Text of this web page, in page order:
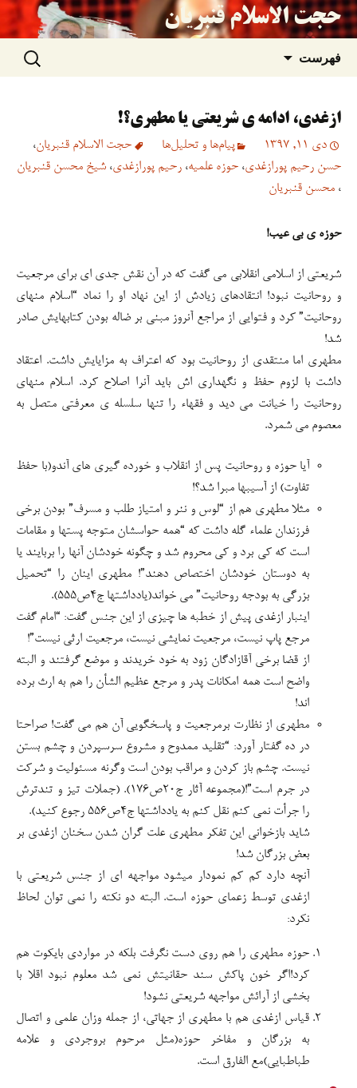
حجت الاسلام قنبریان
فهرست
نوشته‌ها
جستجو
برای:
ازغدی، ادامه ی شریعتی یا مطهری؟!
دی 11, 1397 پیام‌ها و تحلیل‌ها حجت الاسلام قنبریان،
حسن رحیم پورازغدی، حوزه علمیه، رحیم پورازغدی، شیخ محسن قنبریان
، محسن قنبریان
حوزه ی بی عیب!
شریعتی از اسلامی انقلابی می گفت که در آن نقش جدی ای برای مرجعیت
و روحانیت نبود! انتقادهای زیادش از این نهاد او را نماد “اسلام منهای
روحانیت” کرد و فتوایی از مراجع آنروز مبنی بر ضاله بودن کتابهایش صادر
شد!
مطهری اما منتقدی از روحانیت بود که اعتراف به مزایایش داشت. اعتقاد
داشت با لزوم حفظ و نگهداری اش باید آنرا اصلاح کرد. اسلام منهای
روحانیت را خیانت می دید و فقهاء را تنها سلسله ی معرفتی متصل به
معصوم می شمرد.
آیا حوزه و روحانیت پس از انقلاب و خورده گیری های آندو(با حفظ
تفاوت) از آسیبها مبرا شد؟!
مثلا مطهری هم از “لوس و ننر و امتیاز طلب و مسرف” بودن برخی
فرزندان علماء گله داشت که “همه حواسشان متوجه پستها و مقامات
است که کی برد و کی محروم شد و چگونه خودشان آنها را بربایند یا
به دوستان خودشان اختصاص دهند”! مطهری اینان را “تحمیل
بزرگی به بودجه روحانیت” می خواند(یادداشتها ج۴ص۵۵۵).
اینبار ازغدی پیش از خطبه ها چیزی از این جنس گفت: “امام گفت
مرجع پاپ نیست، مرجعیت نمایشی نیست، مرجعیت ارثی نیست”!
از قضا برخی آقازادگان زود به خود خریدند و موضع گرفتند و البته
واضح است همه امکانات پدر و مرجع عظیم الشأن را هم به ارث برده
اند!
مطهری از نظارت برمرجعیت و پاسخگویی آن هم می گفت! صراحتا
در ده گفتار آورد: “تقلید ممدوح و مشروع سرسپردن و چشم بستن
نیست. چشم باز کردن و مراقب بودن است وگرنه مسئولیت و شرکت
در جرم است”!(مجموعه آثار ج۲۰ص۱۷۶). (جملات تیز و تندترش
را جرأت نمی کنم نقل کنم به یادداشتها ج۴ص۵۵۶ رجوع کنید).
شاید بازخوانی این تفکر مطهری علت گران شدن سخنان ازغدی بر
بعض بزرگان شد!
آنچه دارد کم کم نمودار میشود مواجهه ای از جنس شریعتی با
ازغدی توسط زعمای حوزه است. البته دو نکته را نمی توان لحاظ
نکرد:
حوزه مطهری را هم روی دست نگرفت بلکه در مواردی بایکوت هم
کرد!اگر خون پاکش سند حقانیتش نمی شد معلوم نبود اقلا با
بخشی از آرائش مواجهه شریعتی نشود!
قیاس ازغدی هم با مطهری از جهاتی، از جمله وزان علمی و اتصال
به بزرگان و مفاخر حوزه(مثل مرحوم بروجردی و علامه
طباطبایی)مع الفارق است.